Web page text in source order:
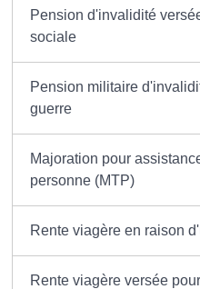
Pension d'invalidité
sociale
Pension militaire
guerre
Majoration pour
personne (MTP)
Rente viagère en raison
Rente viagère versée